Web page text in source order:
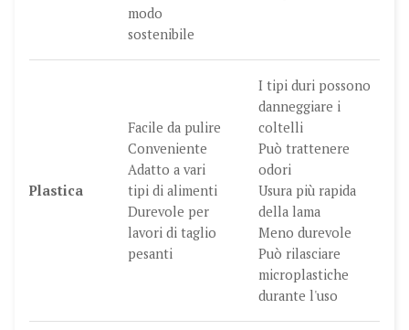
modo
sostenibile
Plastica
Facile da pulire
Conveniente
Adatto a vari
tipi di alimenti
Durevole per
lavori di taglio
pesanti
I tipi duri possono
danneggiare i
coltelli
Può trattenere
odori
Usura più rapida
della lama
Meno durevole
Può rilasciare
microplastiche
durante l'uso